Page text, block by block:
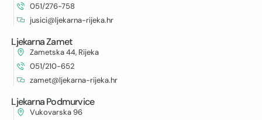
051/276-758
jusici@ljekarna-rijeka.hr
Ljekarna Zamet
Zametska 44, Rijeka
051/210-652
zamet@ljekarna-rijeka.hr
Ljekarna Podmurvice
Vukovarska 96